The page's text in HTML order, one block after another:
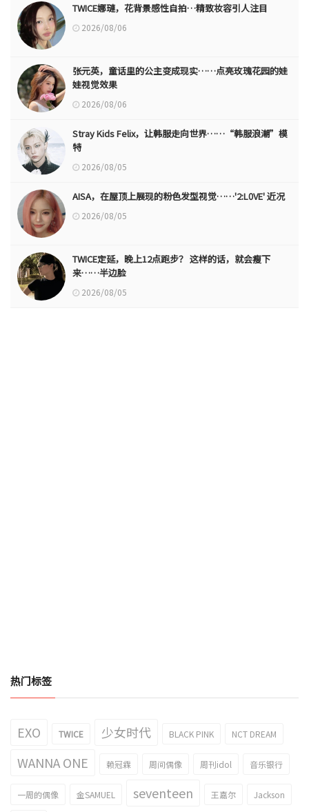
TWICE娜璉，花背景感性自拍…精致妆容引人注目
2026/08/06
张元英，童话里的公主变成现实……点亮玫瑰花园的娃
娃视觉效果
2026/08/06
Stray Kids Felix，让韩服走向世界……“韩服浪潮”模
特
2026/08/05
AISA，在屋顶上展现的粉色发型视觉……'2:L0VE' 近况
2026/08/05
TWICE定延，晚上12点跑步？ 这样的话，就会瘦下
来……半边脸
2026/08/05
热门标签
EXO TWICE 少女时代 BLACK PINK NCT DREAM
WANNA ONE 赖冠霖 周间偶像 周刊idol 音乐银行
一周的偶像 金SAMUEL seventeen 王嘉尔 Jackson